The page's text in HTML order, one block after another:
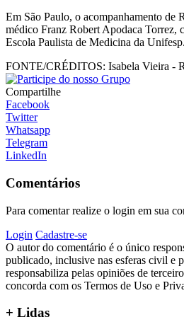
Em São Paulo, o acompanhamento de
médico Franz Robert Apodaca Torrez,
Escola Paulista de Medicina da Unifesp.
FONTE/CRÉDITOS: Isabela Vieira -
Compartilhe
Facebook
Twitter
Whatsapp
Telegram
LinkedIn
Comentários
Para comentar realize o login em sua
Login Cadastre-se
O autor do comentário é o único
publicado, inclusive nas esferas civil e
responsabiliza pelas opiniões de
concorda com os Termos de Uso e
+ Lidas